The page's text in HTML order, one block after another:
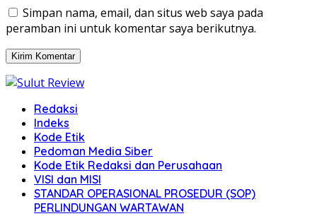
Simpan nama, email, dan situs web saya pada
peramban ini untuk komentar saya berikutnya.
Redaksi
Indeks
Kode Etik
Pedoman Media Siber
Kode Etik Redaksi dan Perusahaan
VISI dan MISI
STANDAR OPERASIONAL PROSEDUR (SOP)
PERLINDUNGAN WARTAWAN